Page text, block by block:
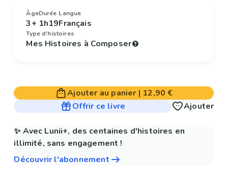
Âge
3+
Durée
1h19
Langue
Français
Type d'histoires
Mes Histoires à Composer
Ajouter au panier | 12,90 €
Offrir ce livre
Ajouter
✨ Avec Lunii+, des centaines d'histoires en
illimité, sans engagement !
Découvrir l'abonnement